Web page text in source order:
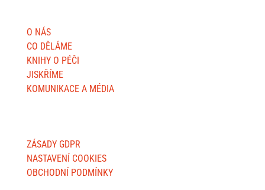
O NÁS
CO DĚLÁME
KNIHY O PÉČI
JISKŘÍME
KOMUNIKACE A MÉDIA
ZÁSADY GDPR
NASTAVENÍ COOKIES
OBCHODNÍ PODMÍNKY